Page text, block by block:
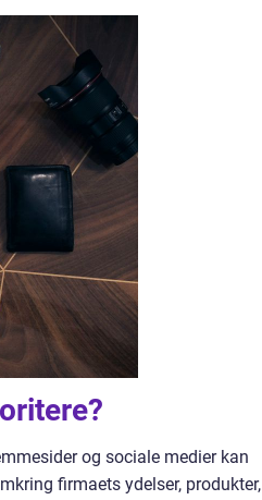
og sociale medier kan
firmaets ydelser, produkter,